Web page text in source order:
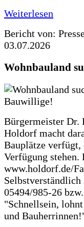
Weiterlesen
Bericht von:
03.07.2026
Wohnbauland
Bürgermeister Dr.
Holdorf macht
Bauplätze verfügt,
Verfügung
www.holdorf.de/
Selbstverständlich
05494/985-26
"Schnellsein,
und